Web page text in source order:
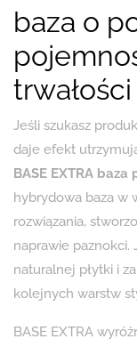
baza o
trwałości
Jeśli szukasz
daje efekt
BASE EXTRA
hybrydowa baza w
rozwiązania,
naprawie
naturalnej płytki i
kolejnych warstw
BASE EXTRA